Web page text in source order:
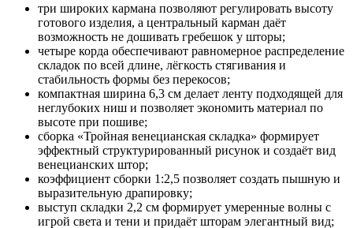
три широких кармана позволяют регулировать высоту
готового изделия, а центральный карман даёт
возможность не дошивать гребешок у шторы;
четыре корда обеспечивают равномерное распределение
складок по всей длине, лёгкость стягивания и
стабильность формы без перекосов;
компактная ширина 6,3 см делает ленту подходящей для
неглубоких ниш и позволяет экономить материал по
высоте при пошиве;
сборка «Тройная венецианская складка» формирует
эффектный структурированный рисунок и создаёт вид
венецианских штор;
коэффициент сборки 1:2,5 позволяет создать пышную и
выразительную драпировку;
выступ складки 2,2 см формирует умеренные волны с
игрой света и тени и придаёт шторам элегантный вид;